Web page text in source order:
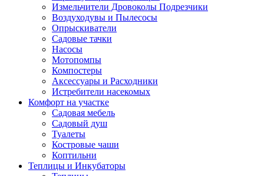
Измельчители Дровоколы Подрезчики
Воздуходувы и Пылесосы
Опрыскиватели
Садовые тачки
Насосы
Мотопомпы
Компостеры
Аксессуары и Расходники
Истребители насекомых
Комфорт на участке
Садовая мебель
Садовый душ
Туалеты
Костровые чаши
Коптильни
Теплицы и Инкубаторы